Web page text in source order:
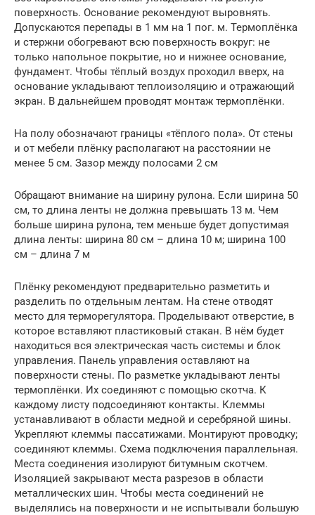
поверхность. Основание рекомендуют выровнять.
Допускаются перепады в 1 мм на 1 пог. м. Термоплёнка
и стержни обогревают всю поверхность вокруг: не
только напольное покрытие, но и нижнее основание,
фундамент. Чтобы тёплый воздух проходил вверх, на
основание укладывают теплоизоляцию и отражающий
экран. В дальнейшем проводят монтаж термоплёнки.
На полу обозначают границы «тёплого пола». От стены
и от мебели плёнку располагают на расстоянии не
менее 5 см. Зазор между полосами 2 см
Обращают внимание на ширину рулона. Если ширина 50
см, то длина ленты не должна превышать 13 м. Чем
больше ширина рулона, тем меньше будет допустимая
длина ленты: ширина 80 см – длина 10 м; ширина 100
см – длина 7 м
Плёнку рекомендуют предварительно разметить и
разделить по отдельным лентам. На стене отводят
место для терморегулятора. Проделывают отверстие, в
которое вставляют пластиковый стакан. В нём будет
находиться вся электрическая часть системы и блок
управления. Панель управления оставляют на
поверхности стены. По разметке укладывают ленты
термоплёнки. Их соединяют с помощью скотча. К
каждому листу подсоединяют контакты. Клеммы
устанавливают в области медной и серебряной шины.
Укрепляют клеммы пассатижами. Монтируют проводку;
соединяют клеммы. Схема подключения параллельная.
Места соединения изолируют битумным скотчем.
Изоляцией закрывают места разрезов в области
металлических шин. Чтобы места соединений не
выделялись на поверхности и не испытывали большую